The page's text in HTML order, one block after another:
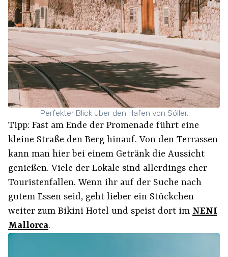
Perfekter Blick über den Hafen von Sóller.
Tipp: Fast am Ende der Promenade führt eine
kleine Straße den Berg hinauf. Von den Terrassen
kann man hier bei einem Getränk die Aussicht
genießen. Viele der Lokale sind allerdings eher
Touristenfallen. Wenn ihr auf der Suche nach
gutem Essen seid, geht lieber ein Stückchen
weiter zum Bikini Hotel und speist dort im NENI
Mallorca.